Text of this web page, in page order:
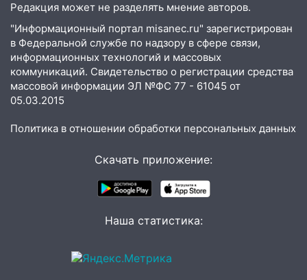
09:52
Ночью беспилотники сбили над
соседними Татарстаном и Саратовской
областью
09:41 Диана Шурыгина уверовала в
Бога в СИЗО
09:35
будут судить за неуплату налогов на 48
Подросток на питбайке сбил
велосипедистку: пострадали двое
знойный и сухой четверг
пострадал 38-летний водитель
Редакция может не разделять мнение авторов.
"Информационный портал misanec.ru" зарегистрирован
в Федеральной службе по надзору в сфере связи,
информационных технологий и массовых
коммуникаций. Свидетельство о регистрации средства
массовой информации ЭЛ №ФС 77 - 61045 от
05.03.2015
Политика в отношении обработки персональных данных
Скачать приложение:
Наша статистика: